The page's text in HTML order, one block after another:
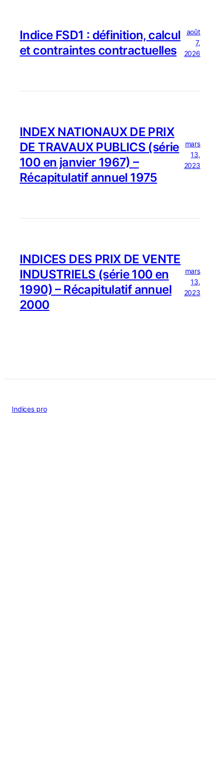
Indice FSD1 : définition, calcul
et contraintes contractuelles
août
7,
2026
INDEX NATIONAUX DE PRIX
DE TRAVAUX PUBLICS (série
100 en janvier 1967) –
Récapitulatif annuel 1975
mars
13,
2023
INDICES DES PRIX DE VENTE
INDUSTRIELS (série 100 en
1990) – Récapitulatif annuel
2000
mars
13,
2023
Indices pro